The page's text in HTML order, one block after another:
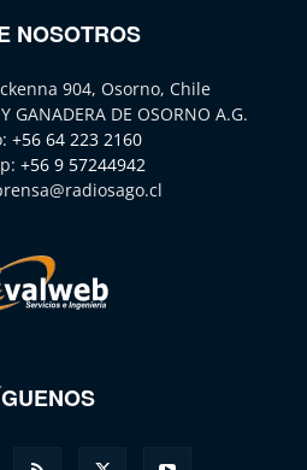
NOSOTROS
904, Osorno, Chile
GANADERA DE OSORNO A.G.
+56 64 223 2160
+56 9 57244942